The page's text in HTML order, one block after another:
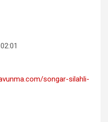
songar-silahli-